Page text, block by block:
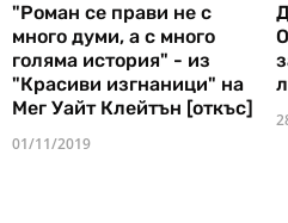
"Роман се прави не с
много думи, а с много
голяма история" - из
"Красиви изгнаници" на
Мег Уайт Клейтън [откъс]
01/11/2019